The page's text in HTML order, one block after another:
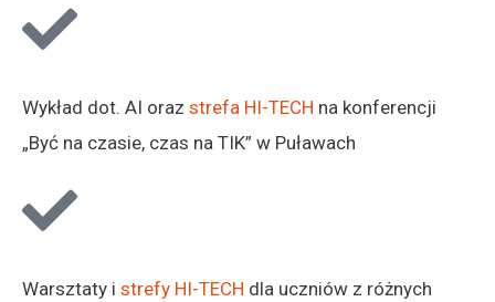
Wykład dot. AI oraz strefa HI-TECH na konferencji
„Być na czasie, czas na TIK” w Puławach
Warsztaty i strefy HI-TECH dla uczniów z różnych